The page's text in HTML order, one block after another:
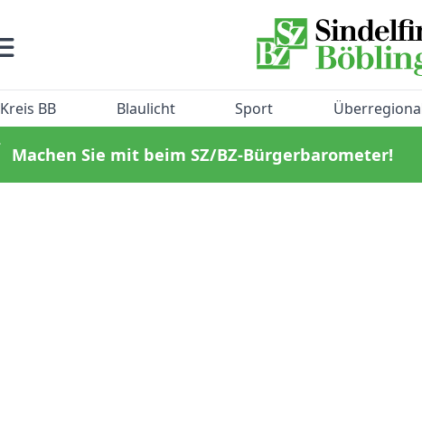
Kreis BB Blaulicht Sport
Machen Sie mit beim SZ/BZ-Bürgerbarometer!